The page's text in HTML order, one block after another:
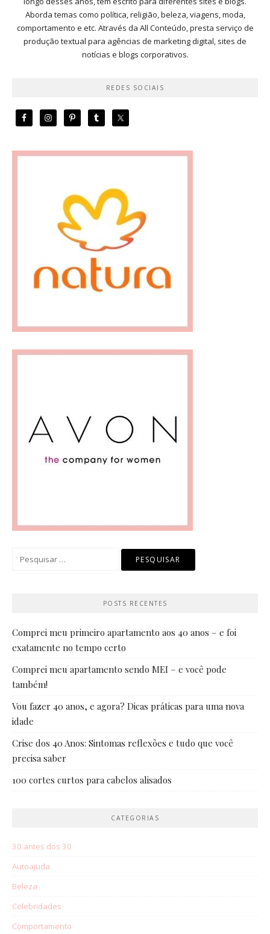
Aborda temas como política, religião, beleza, viagens, moda,
comportamento e etc. Através da All Conteúdo, presta serviço de
produção textual para agências de marketing digital, sites de
notícias e blogs corporativos.
REDES SOCIAIS
POSTS RECENTES
Comprei meu primeiro apartamento aos 40 anos – e foi
exatamente no tempo certo
Comprei meu apartamento sendo MEI – e você pode
também!
Vou fazer 40 anos, e agora? Dicas práticas para uma nova
idade
Crise dos 40 Anos: Sintomas reflexões e tudo que você
precisa saber
100 cortes curtos para cabelos alisados
CATEGORIAS
30 antes dos 30
Autoajuda
Beleza
Celebridades
Comportamento